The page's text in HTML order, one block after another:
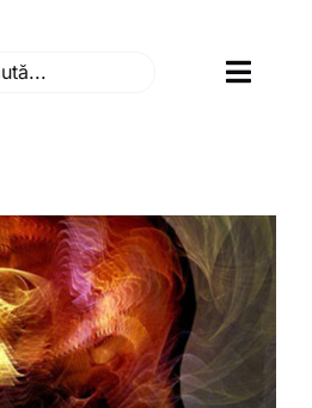
natura
Articole
Soescu